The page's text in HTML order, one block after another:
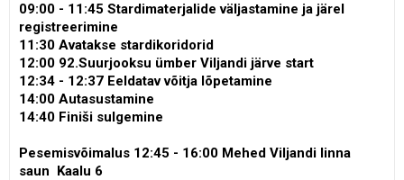
09:00 - 11:45 Stardimaterjalide väljastamine ja järel
registreerimine
11:30 Avatakse stardikoridorid
12:00 92.Suurjooksu ümber Viljandi järve start
12:34 - 12:37 Eeldatav võitja lõpetamine
14:00 Autasustamine
14:40 Finiši sulgemine
Pesemisvõimalus 12:45 - 16:00 Mehed Viljandi linna
saun Kaalu 6